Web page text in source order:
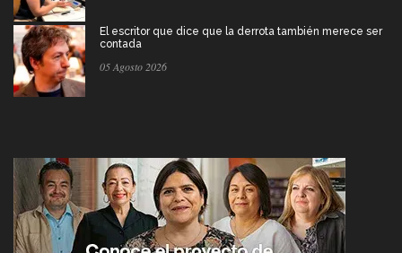
El escritor que dice que la derrota también merece ser
contada
05 Agosto 2026